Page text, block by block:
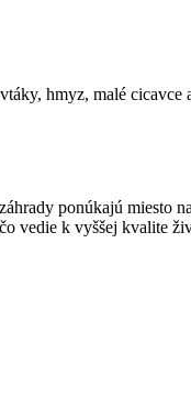
hmyz, malé
ponúkajú miesto
vedie k vyššej kvalite